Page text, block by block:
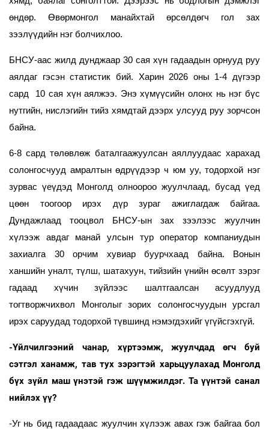
өндөр. Өвөрмонгол манайхтай өрсөлдөгч гол зах
зээлүүдийн нэг болчихлоо.
БНСУ-аас жилд дунджаар 30 сая хүн гадаадын орнууд руу
аялдаг гэсэн статистик бий. Харин 2026 оны 1-4 дүгээр
сард 10 сая хүн аялжээ. Энэ хүмүүсийн олонх нь нэг бүс
нутгийн, нислэгийн тийз хямдтай дээрх улсууд руу зорчсон
байна.
6-8 сард төлөвлөж баталгаажуулсан аяллуудаас харахад
солонгосчууд амралтын өдрүүдээр ч юм уу, тодорхой нэг
зурвас үеүдэд Монголд олноороо жуулчлаад, бусад үед
цөөн тоогоор ирэх дүр зураг ажиглагдаж байгаа.
Дундажлаад тооцвол БНСУ-ын зах зээлээс жуулчин
хүлээж авдаг манай улсын тур оператор компаниудын
захиалга 30 орчим хувиар буурчхаад байна. Вонын
ханшийн уналт, түлш, шатахуун, тийзийн үнийн өсөлт зэрэг
гадаад хүчин зүйлээс шалтгаалсан асуудлууд
тогтворжчихвол Монголыг зорих солонгосчуудын урсгал
ирэх саруудад тодорхой түвшинд нэмэгдэхийг үгүйсгэхгүй.
-Үйлчилгээний чанар, хүртээмж, жуулчдад өгч буй
сэтгэл ханамж, тав тух зэрэгтэй харьцуулахад Монголд
бүх зүйл маш үнэтэй гэж шүүмжилдэг. Та үүнтэй санал
нийлэх үү?
-Уг нь бид гадаадаас жуулчин хүлээж авах гэж байгаа бол